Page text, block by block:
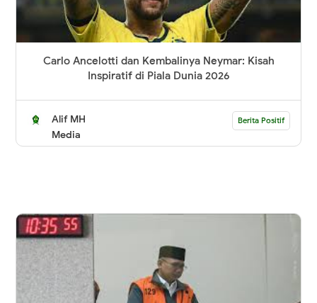
Carlo Ancelotti dan Kembalinya Neymar: Kisah
Inspiratif di Piala Dunia 2026
Alif MH
Media
Berita Positif